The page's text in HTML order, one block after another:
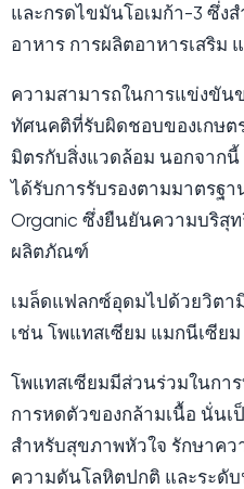
และกรดไขมันโอเมก้า-3 ซึ่ง
อาหาร การผลิตอาหารเสริม
ความสามารถในการแข่งขัน
ทัศนคติที่รับผิดชอบของเกษต
มิตรกับสิ่งแวดล้อม นอกจากนี้
ได้รับการรับรองตามมาตรฐ
Organic ซึ่งยืนยันความบริสุ
ผลิตภัณฑ์
เมล็ดแฟลกซ์อุดมไปด้วยวิตา
เช่น โพแทสเซียม แมกนีเซียม
โพแทสเซียมมีส่วนร่วมในกา
การหดตัวของกล้ามเนื้อ นั่น
สำหรับสุขภาพหัวใจ รักษาค
ความดันโลหิตปกติ และระดับ